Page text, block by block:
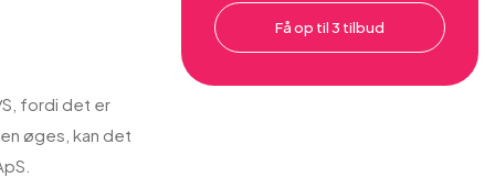
fordi det er
øges, kan det
Få op til 3 tilbud